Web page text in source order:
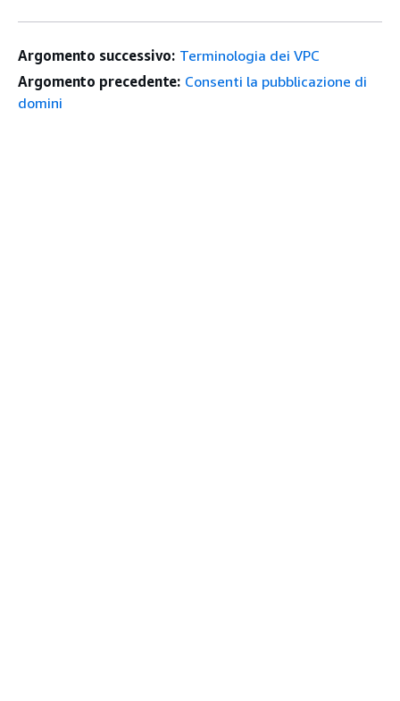
Argomento successivo: Terminologia dei VPC
Argomento precedente: Consenti la pubblicazione di
domini